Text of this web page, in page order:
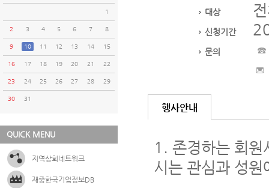
1
2 3 4 5 6 7 8
9 10 11 12 13 14 15
16 17 18 19 20 21 22
23 24 25 26 27 28 29
30 31
QUICK MENU
지역상회네트워크
재중한국기업정보DB
대상
신청기간
문의
행사안내
1. 존경하는 회원
시는 관심과 성